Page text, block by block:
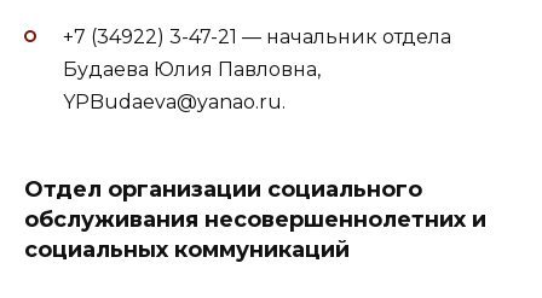
+7 (34922) 3-47-21 — начальник отдела
Будаева Юлия Павловна,
YPBudaeva@yanao.ru.
Отдел организации социального
обслуживания несовершеннолетних и
социальных коммуникаций